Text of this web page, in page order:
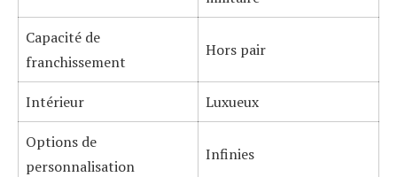
Capacité de
franchissement
Hors pair
Intérieur Luxueux
Options de
personnalisation
Infinies